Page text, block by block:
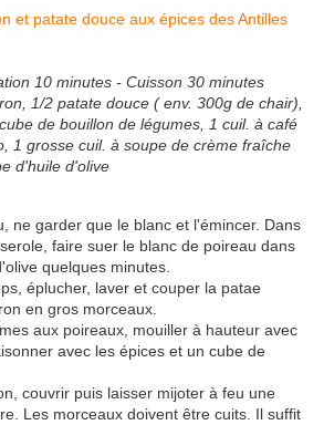
10 minutes - Cuisson 30 minutes
1/2 patate douce ( env. 300g de chair),
de bouillon de légumes, 1 cuil. à café
1 grosse cuil. à soupe de crème fraîche
d'huile d'olive
ne garder que le blanc et l'émincer. Dans
faire suer le blanc de poireau dans
quelques minutes.
éplucher, laver et couper la patae
en gros morceaux.
aux poireaux, mouiller à hauteur avec
avec les épices et un cube de
couvrir puis laisser mijoter à feu une
Les morceaux doivent être cuits. Il suffit